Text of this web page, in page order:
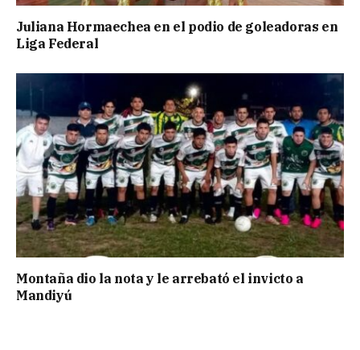
Juliana Hormaechea en el podio de goleadoras en
Liga Federal
Montaña dio la nota y le arrebató el invicto a
Mandiyú